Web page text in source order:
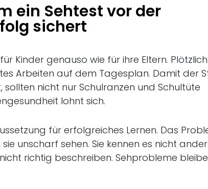
ein Sehtest vor der
sichert
Kinder genauso wie für ihre Eltern. Plötzlich
Arbeiten auf dem Tagesplan. Damit der
nicht nur Schulranzen und Schultüte
lohnt sich.
für erfolgreiches Lernen. Das
unscharf sehen. Sie kennen es nicht
richtig beschreiben. Sehprobleme